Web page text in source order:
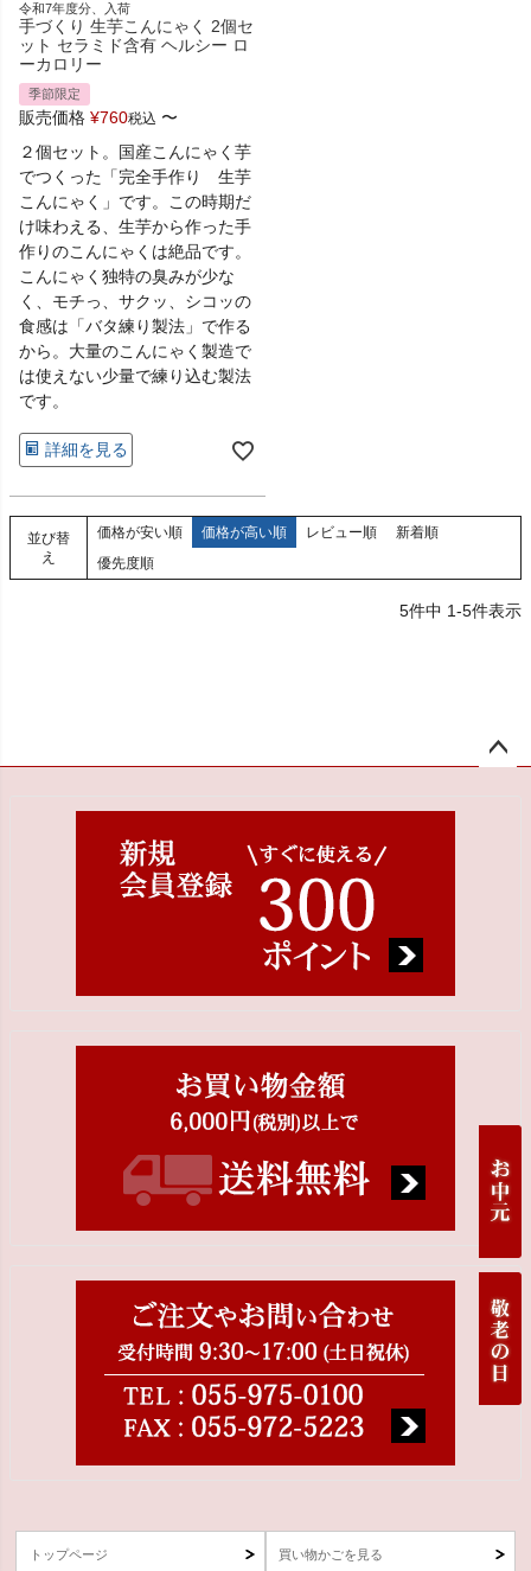
令和7年度分、入荷
手づくり 生芋こんにゃく 2個セ
ット セラミド含有 ヘルシー ロ
ーカロリー
季節限定
販売価格 ¥760税込 〜
２個セット。国産こんにゃく芋
でつくった「完全手作り 生芋
こんにゃく」です。この時期だ
け味わえる、生芋から作った手
作りのこんにゃくは絶品です。
こんにゃく独特の臭みが少な
く、モチっ、サクッ、シコッの
食感は「バタ練り製法」で作る
から。大量のこんにゃく製造で
は使えない少量で練り込む製法
です。
詳細を見る
並び替
え
価格が安い順 価格が高い順 レビュー順
新着順
優先度順
5件中 1-5件表示
トップページ 買い物かごを見る